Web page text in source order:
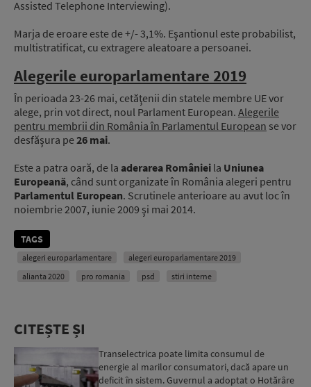
Assisted Telephone Interviewing).
Marja de eroare este de +/- 3,1%. Eşantionul este probabilist,
multistratificat, cu extragere aleatoare a persoanei.
Alegerile europarlamentare 2019
În perioada 23-26 mai, cetăţenii din statele membre UE vor
alege, prin vot direct, noul Parlament European. Alegerile
pentru membrii din România în Parlamentul European se vor
desfăşura pe 26 mai.
Este a patra oară, de la aderarea României la Uniunea
Europeană, când sunt organizate în România alegeri pentru
Parlamentul European. Scrutinele anterioare au avut loc în
noiembrie 2007, iunie 2009 şi mai 2014.
TAGS
alegeri europarlamentare
alegeri europarlamentare 2019
alianta 2020
pro romania psd stiri interne
CITEȘTE ȘI
Transelectrica poate limita consumul de
energie al marilor consumatori, dacă apare un
deficit în sistem. Guvernul a adoptat o Hotărâre